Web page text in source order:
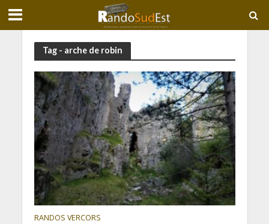
Tag - arche de robin
RANDOS VERCORS